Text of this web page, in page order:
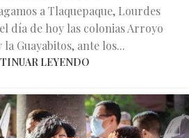
a Tlaquepaque, Lourdes
día de hoy las colonias Arroyo
la Guayabitos, ante los...
LEYENDO